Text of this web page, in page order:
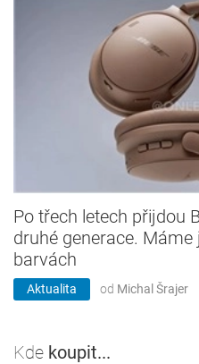
Po třech letech přijdou
druhé generace.
barvách
Aktualita od Michal Šrajer
Kde koupit...